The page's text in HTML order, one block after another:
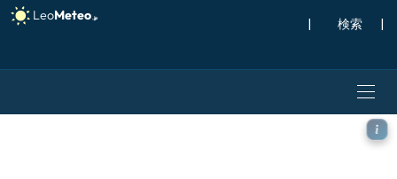
| |
ICON モデル - メキシコ, 突